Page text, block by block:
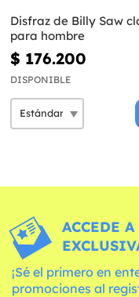
Disfraz de Billy Saw
para hombre
$ 176.200
DISPONIBLE
ACCEDE
¡Sé el primero en
promociones al